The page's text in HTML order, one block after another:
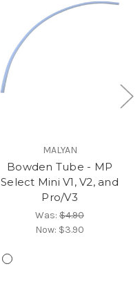
MALYAN
Bowden Tube - MP
Select Mini V1, V2, and
Pro/V3
Was: $4.90
Now: $3.90